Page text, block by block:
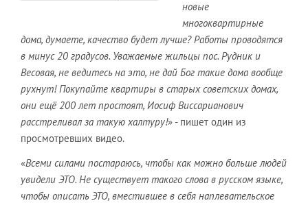
новые
многоквартирные
дома, думаете, качество будет лучше? Работы проводятся
в минус 20 градусов. Уважаемые жильцы пос. Рудник и
Весовая, не ведитесь на это, не дай Бог такие дома вообще
рухнут! Покупайте квартиры в старых советских домах,
они ещё 200 лет простоят, Иосиф Виссарианович
расстреливал за такую халтуру!» - пишет один из
просмотревших видео.
«Всеми силами постараюсь, чтобы как можно больше людей
увидели ЭТО. Не существует такого слова в русском языке,
чтобы описать ЭТО, вместившее в себя наплевательское